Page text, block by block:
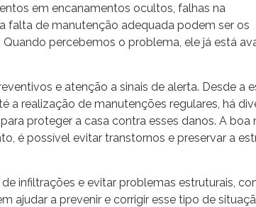
em encanamentos ocultos, falhas na
falta de manutenção adequada podem ser os
percebemos o problema, ele já está
e atenção a sinais de alerta. Desde a
a realização de manutenções regulares, há
proteger a casa contra esses danos. A boa
é possível evitar transtornos e preservar a
infiltrações e evitar problemas estruturais,
ajudar a prevenir e corrigir esse tipo de